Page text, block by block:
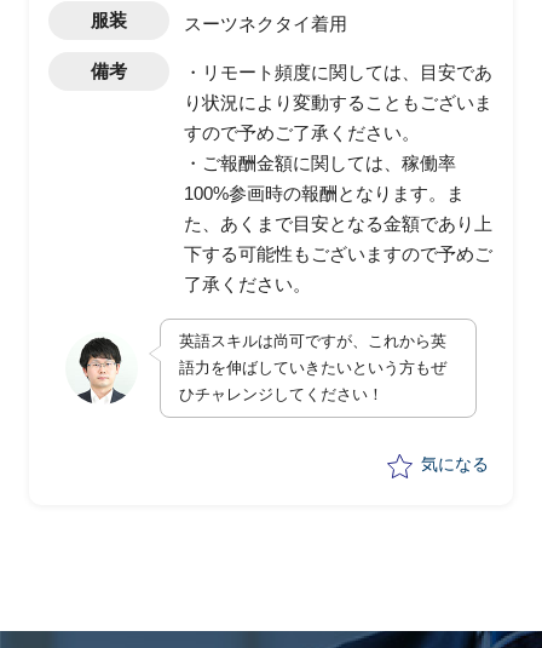
服装 スーツネクタイ着用
備考
・リモート頻度に関しては、目安であ
り状況により変動することもございま
すので予めご了承ください。
・ご報酬金額に関しては、稼働率
100%参画時の報酬となります。ま
た、あくまで目安となる金額であり上
下する可能性もございますので予めご
了承ください。
英語スキルは尚可ですが、これから英
語力を伸ばしていきたいという方もぜ
ひチャレンジしてください！
気になる